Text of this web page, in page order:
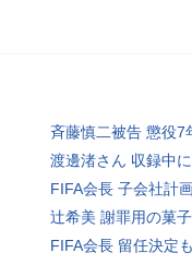
斉藤慎二被告 懲役7
渡邊渚さん 収録中
FIFA会長 子会社計
辻希美 謝罪用の菓
FIFA会長 留任決定